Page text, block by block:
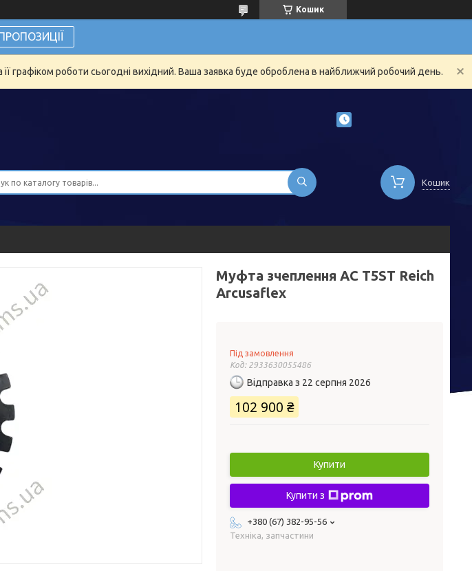
Кошик
графіком роботи сьогодні вихідний. Ваша заявка буде оброблена в найближчий робочий день.
Кошик
Муфта зчеплення AC T5ST Reich
Arcusaflex
Під замовлення
Код: 2933630055486
Відправка з 22 серпня 2026
102 900 ₴
Купити
Купити з
+380 (67) 382-95-56
Техніка, запчастини